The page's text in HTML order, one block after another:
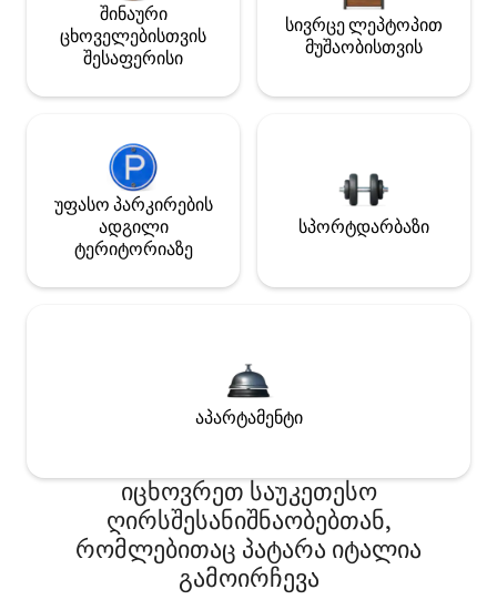
შინაური
ცხოველებისთვის
შესაფერისი
სივრცე ლეპტოპით
მუშაობისთვის
უფასო პარკირების
ადგილი
ტერიტორიაზე
სპორტდარბაზი
აპარტამენტი
იცხოვრეთ საუკეთესო
ღირსშესანიშნაობებთან,
რომლებითაც პატარა იტალია
გამოირჩევა